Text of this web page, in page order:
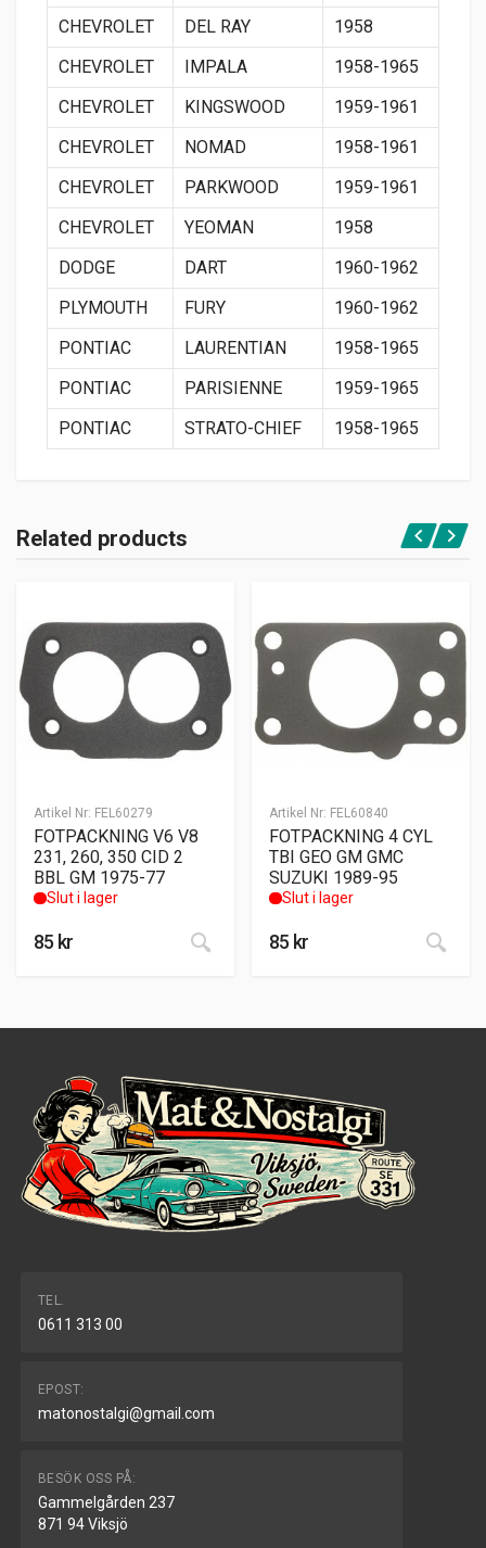
CHEVROLET
DEL RAY
1958
CHEVROLET
IMPALA
1958-1965
CHEVROLET
KINGSWOOD
1959-1961
CHEVROLET
NOMAD
1958-1961
CHEVROLET
PARKWOOD
1959-1961
CHEVROLET
YEOMAN
1958
DODGE
DART
1960-1962
PLYMOUTH
FURY
1960-1962
PONTIAC
LAURENTIAN
1958-1965
PONTIAC
PARISIENNE
1959-1965
PONTIAC
STRATO-CHIEF 1958-1965
Related products
Artikel Nr: FEL60279
FOTPACKNING V6 V8
231, 260, 350 CID 2
BBL GM 1975-77
Slut i lager
85 kr
Artikel Nr: FEL60840
FOTPACKNING 4 CYL
TBI GEO GM GMC
SUZUKI 1989-95
Slut i lager
85 kr
TEL.
0611 313 00
EPOST:
matonostalgi@gmail.com
BESÖK OSS PÅ:
Gammelgården 237
871 94 Viksjö